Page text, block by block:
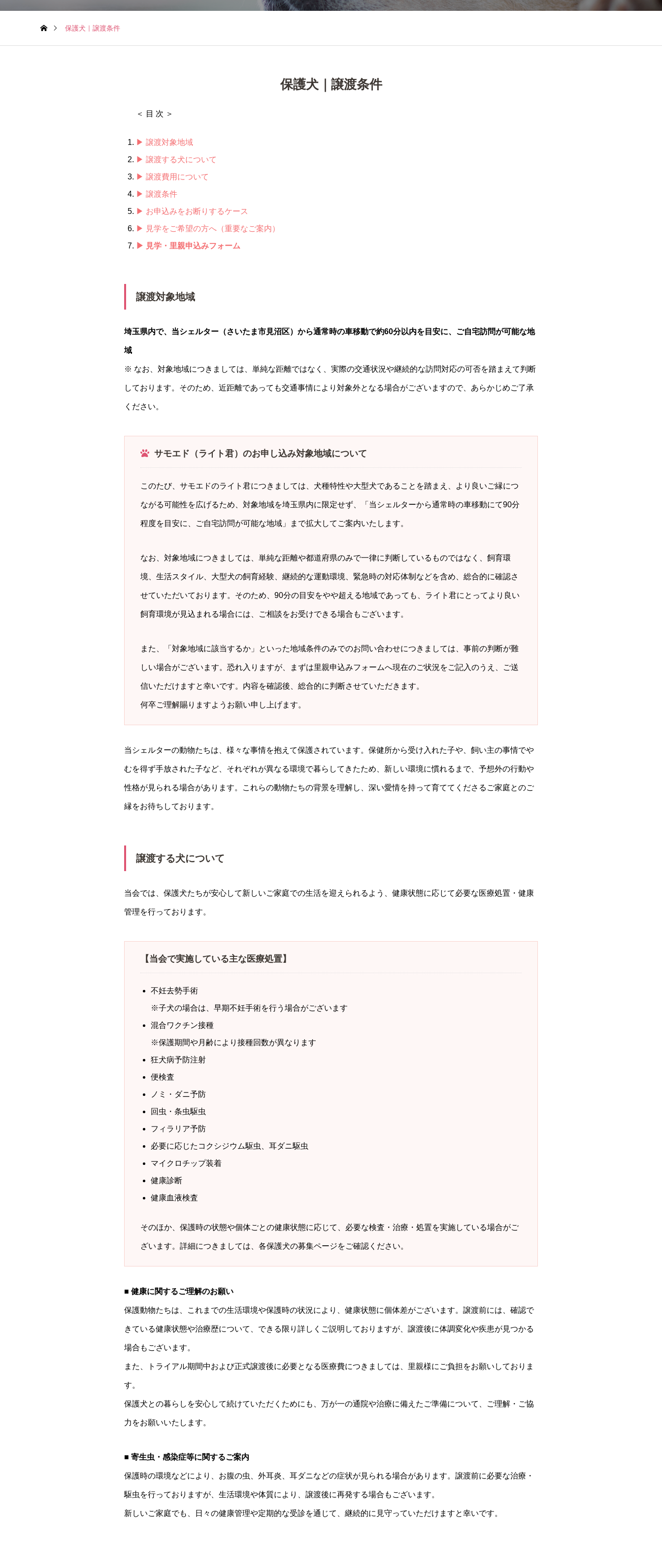
保護犬｜譲渡条件
保護犬｜譲渡条件
＜ 目 次 ＞
▶ 譲渡対象地域
▶ 譲渡する犬について
▶ 譲渡費用について
▶ 譲渡条件
▶ お申込みをお断りするケース
▶ 見学をご希望の方へ（重要なご案内）
▶ 見学・里親申込みフォーム
譲渡対象地域
埼玉県内で、当シェルター（さいたま市見沼区）から通常時の車移動で約60分以内を目安に、ご自宅訪問が可能な地
域
※ なお、対象地域につきましては、単純な距離ではなく、実際の交通状況や継続的な訪問対応の可否を踏まえて判断
しております。そのため、近距離であっても交通事情により対象外となる場合がございますので、あらかじめご了承
ください。
サモエド（ライト君）のお申し込み対象地域について
このたび、サモエドのライト君につきましては、犬種特性や大型犬であることを踏まえ、より良いご縁につ
ながる可能性を広げるため、対象地域を埼玉県内に限定せず、「当シェルターから通常時の車移動にて90分
程度を目安に、ご自宅訪問が可能な地域」まで拡大してご案内いたします。
なお、対象地域につきましては、単純な距離や都道府県のみで一律に判断しているものではなく、飼育環
境、生活スタイル、大型犬の飼育経験、継続的な運動環境、緊急時の対応体制などを含め、総合的に確認さ
せていただいております。そのため、90分の目安をやや超える地域であっても、ライト君にとってより良い
飼育環境が見込まれる場合には、ご相談をお受けできる場合もございます。
また、「対象地域に該当するか」といった地域条件のみでのお問い合わせにつきましては、事前の判断が難
しい場合がございます。恐れ入りますが、まずは里親申込みフォームへ現在のご状況をご記入のうえ、ご送
信いただけますと幸いです。内容を確認後、総合的に判断させていただきます。
何卒ご理解賜りますようお願い申し上げます。
当シェルターの動物たちは、様々な事情を抱えて保護されています。保健所から受け入れた子や、飼い主の事情でや
むを得ず手放された子など、それぞれが異なる環境で暮らしてきたため、新しい環境に慣れるまで、予想外の行動や
性格が見られる場合があります。これらの動物たちの背景を理解し、深い愛情を持って育ててくださるご家庭とのご
縁をお待ちしております。
譲渡する犬について
当会では、保護犬たちが安心して新しいご家庭での生活を迎えられるよう、健康状態に応じて必要な医療処置・健康
管理を行っております。
【当会で実施している主な医療処置】
不妊去勢手術
※子犬の場合は、早期不妊手術を行う場合がございます
混合ワクチン接種
※保護期間や月齢により接種回数が異なります
狂犬病予防注射
便検査
ノミ・ダニ予防
回虫・条虫駆虫
フィラリア予防
必要に応じたコクシジウム駆虫、耳ダニ駆虫
マイクロチップ装着
健康診断
健康血液検査
そのほか、保護時の状態や個体ごとの健康状態に応じて、必要な検査・治療・処置を実施している場合がご
ざいます。詳細につきましては、各保護犬の募集ページをご確認ください。
■ 健康に関するご理解のお願い
保護動物たちは、これまでの生活環境や保護時の状況により、健康状態に個体差がございます。譲渡前には、確認で
きている健康状態や治療歴について、できる限り詳しくご説明しておりますが、譲渡後に体調変化や疾患が見つかる
場合もございます。
また、トライアル期間中および正式譲渡後に必要となる医療費につきましては、里親様にご負担をお願いしておりま
す。
保護犬との暮らしを安心して続けていただくためにも、万が一の通院や治療に備えたご準備について、ご理解・ご協
力をお願いいたします。
■ 寄生虫・感染症等に関するご案内
保護時の環境などにより、お腹の虫、外耳炎、耳ダニなどの症状が見られる場合があります。譲渡前に必要な治療・
駆虫を行っておりますが、生活環境や体質により、譲渡後に再発する場合もございます。
新しいご家庭でも、日々の健康管理や定期的な受診を通じて、継続的に見守っていただけますと幸いです。